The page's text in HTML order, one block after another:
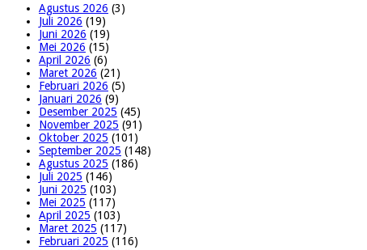
Agustus 2026 (3)
Juli 2026 (19)
Juni 2026 (19)
Mei 2026 (15)
April 2026 (6)
Maret 2026 (21)
Februari 2026 (5)
Januari 2026 (9)
Desember 2025 (45)
November 2025 (91)
Oktober 2025 (101)
September 2025 (148)
Agustus 2025 (186)
Juli 2025 (146)
Juni 2025 (103)
Mei 2025 (117)
April 2025 (103)
Maret 2025 (117)
Februari 2025 (116)